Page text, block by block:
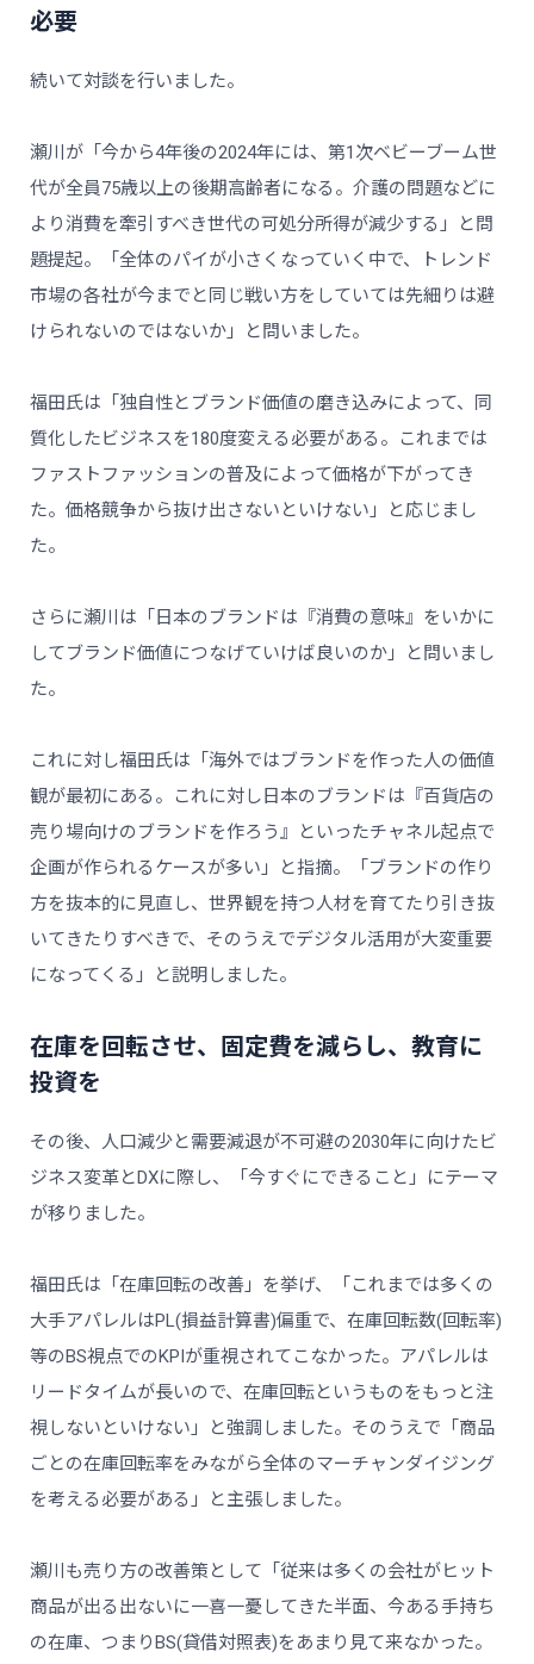
必要
続いて対談を行いました。
瀬川が「今から4年後の2024年には、第1次ベビーブーム世
代が全員75歳以上の後期高齢者になる。介護の問題などに
より消費を牽引すべき世代の可処分所得が減少する」と問
題提起。「全体のパイが小さくなっていく中で、トレンド
市場の各社が今までと同じ戦い方をしていては先細りは避
けられないのではないか」と問いました。
福田氏は「独自性とブランド価値の磨き込みによって、同
質化したビジネスを180度変える必要がある。これまでは
ファストファッションの普及によって価格が下がってき
た。価格競争から抜け出さないといけない」と応じまし
た。
さらに瀬川は「日本のブランドは『消費の意味』をいかに
してブランド価値につなげていけば良いのか」と問いまし
た。
これに対し福田氏は「海外ではブランドを作った人の価値
観が最初にある。これに対し日本のブランドは『百貨店の
売り場向けのブランドを作ろう』といったチャネル起点で
企画が作られるケースが多い」と指摘。「ブランドの作り
方を抜本的に見直し、世界観を持つ人材を育てたり引き抜
いてきたりすべきで、そのうえでデジタル活用が大変重要
になってくる」と説明しました。
在庫を回転させ、固定費を減らし、教育に
投資を
その後、人口減少と需要減退が不可避の2030年に向けたビ
ジネス変革とDXに際し、「今すぐにできること」にテーマ
が移りました。
福田氏は「在庫回転の改善」を挙げ、「これまでは多くの
大手アパレルはPL(損益計算書)偏重で、在庫回転数(回転率)
等のBS視点でのKPIが重視されてこなかった。アパレルは
リードタイムが長いので、在庫回転というものをもっと注
視しないといけない」と強調しました。そのうえで「商品
ごとの在庫回転率をみながら全体のマーチャンダイジング
を考える必要がある」と主張しました。
瀬川も売り方の改善策として「従来は多くの会社がヒット
商品が出る出ないに一喜一憂してきた半面、今ある手持ち
の在庫、つまりBS(貸借対照表)をあまり見て来なかった。